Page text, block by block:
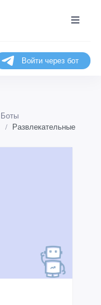
Войти через бот
Боты
Развлекательные